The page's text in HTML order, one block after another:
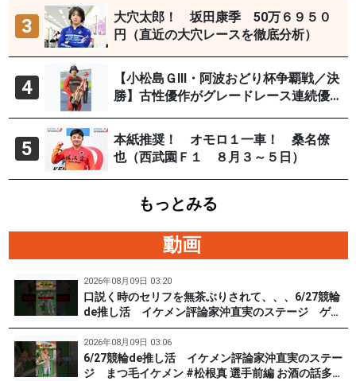
頃から予想生配信
3
大穴太郎！ 坂田康季 50万６９５０
円（直近の大穴レースを徹底分析）
4
【小松島ＧⅢ・阿波おどり杯争覇戦／決
勝】古性優作がグレードレース連続優
5
本紙推奨！ オモロ１一車！ 桑名僚
也（西武園Ｆ１ ８月３～５日）
もっとみる
動画
2026年08月09日 03:20
口説く時のセリフを無茶ぶりされて、、、6/27競輪
de推し活 イケメン評論家沖直実のステージ ゲス
ト #松根真 選手（東京90期）後編 #PR #松戸けい
りん
2026年08月09日 03:06
6/27競輪de推し活 イケメン評論家沖直実のステー
ジ まつ毛イケメン #松根真 選手前編 お酒の話多め